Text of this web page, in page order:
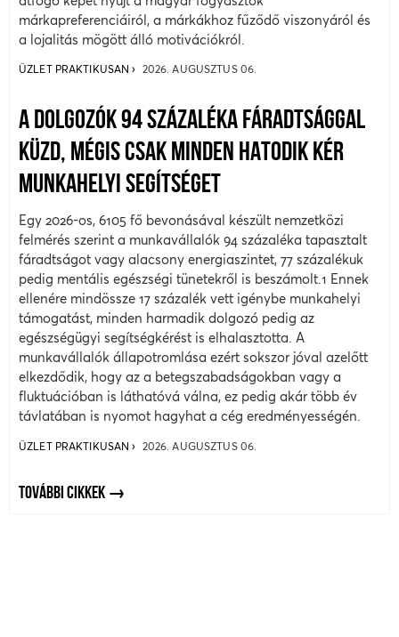
márkapreferenciáiról, a márkákhoz fűződő viszonyáról és
a lojalitás mögött álló motivációkról.
ÜZLET PRAKTIKUSAN 2026. AUGUSZTUS 06.
A DOLGOZÓK 94 SZÁZALÉKA FÁRADTSÁGGAL
KÜZD, MÉGIS CSAK MINDEN HATODIK KÉR
MUNKAHELYI SEGÍTSÉGET
Egy 2026-os, 6105 fő bevonásával készült nemzetközi
felmérés szerint a munkavállalók 94 százaléka tapasztalt
fáradtságot vagy alacsony energiaszintet, 77 százalékuk
pedig mentális egészségi tünetekről is beszámolt.1 Ennek
ellenére mindössze 17 százalék vett igénybe munkahelyi
támogatást, minden harmadik dolgozó pedig az
egészségügyi segítségkérést is elhalasztotta. A
munkavállalók állapotromlása ezért sokszor jóval azelőtt
elkezdődik, hogy az a betegszabadságokban vagy a
fluktuációban is láthatóvá válna, ez pedig akár több év
távlatában is nyomot hagyhat a cég eredményességén.
ÜZLET PRAKTIKUSAN 2026. AUGUSZTUS 06.
TOVÁBBI CIKKEK